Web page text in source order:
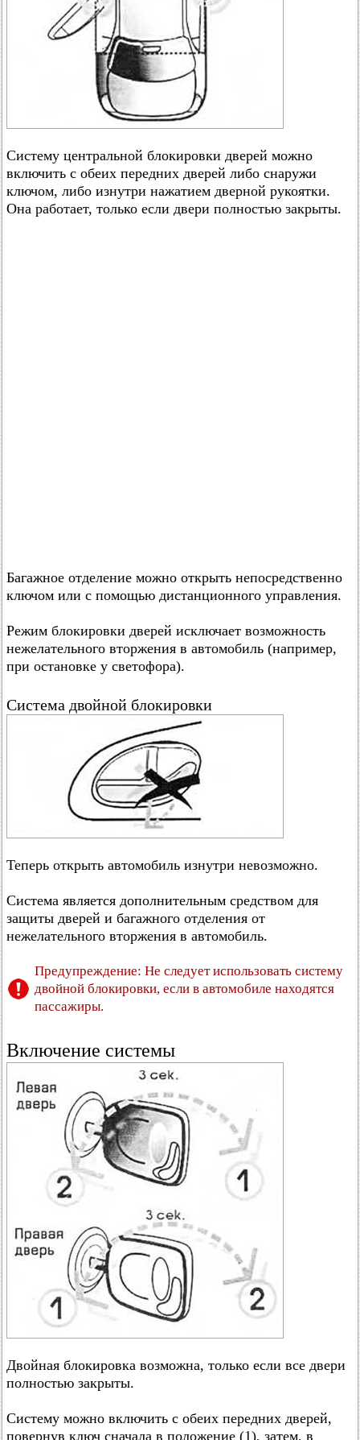
Систему центральной блокировки дверей можно
включить с обеих передних дверей либо снаружи
ключом, либо изнутри нажатием дверной рукоятки.
Она работает, только если двери полностью закрыты.
Багажное отделение можно открыть непосредственно
ключом или с помощью дистанционного управления.
Режим блокировки дверей исключает возможность
нежелательного вторжения в автомобиль (например,
при остановке у светофора).
Система двойной блокировки
Теперь открыть автомобиль изнутри невозможно.
Система является дополнительным средством для
защиты дверей и багажного отделения от
нежелательного вторжения в автомобиль.
Предупреждение: Не следует использовать систему
двойной блокировки, если в автомобиле находятся
пассажиры.
Включение системы
Двойная блокировка возможна, только если все двери
полностью закрыты.
Систему можно включить с обеих передних дверей,
повернув ключ сначала в положение (1), затем, в